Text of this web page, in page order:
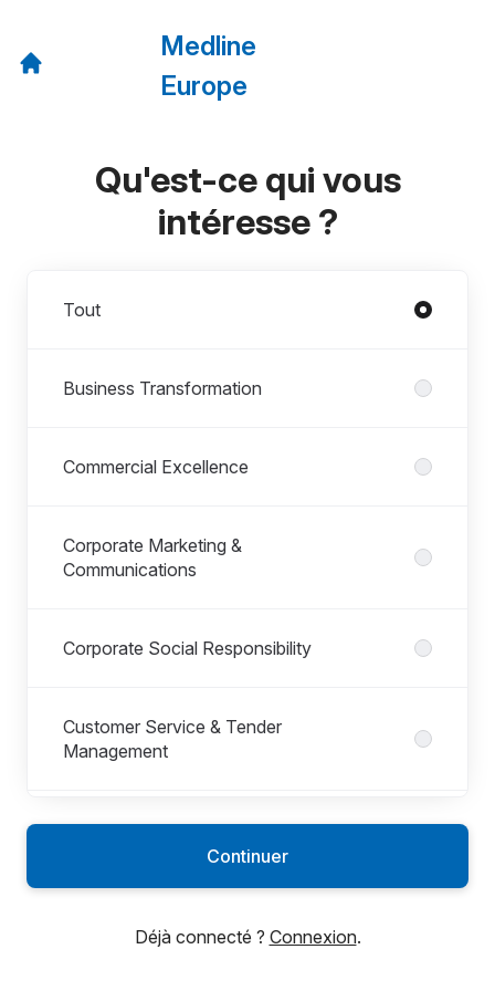
Medline
Europe
Qu'est-ce qui vous
intéresse ?
Tout
Business Transformation
Commercial Excellence
Corporate Marketing &
Communications
Corporate Social Responsibility
Customer Service & Tender
Management
Environment, Health & Safety
Continuer
Déjà connecté ? Connexion.